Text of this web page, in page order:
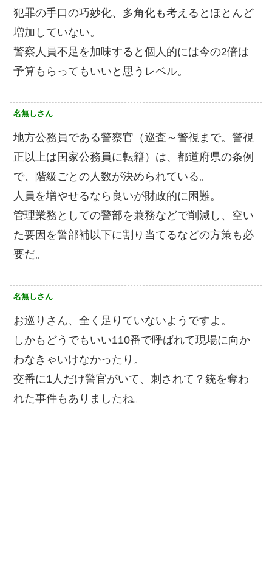
犯罪の手口の巧妙化、多角化も考えるとほとんど
増加していない。
警察人員不足を加味すると個人的には今の2倍は
予算もらってもいいと思うレベル。
名無しさん
地方公務員である警察官（巡査～警視まで。警視
正以上は国家公務員に転籍）は、都道府県の条例
で、階級ごとの人数が決められている。
人員を増やせるなら良いが財政的に困難。
管理業務としての警部を兼務などで削減し、空い
た要因を警部補以下に割り当てるなどの方策も必
要だ。
名無しさん
お巡りさん、全く足りていないようですよ。
しかもどうでもいい110番で呼ばれて現場に向か
わなきゃいけなかったり。
交番に1人だけ警官がいて、刺されて？銃を奪わ
れた事件もありましたね。